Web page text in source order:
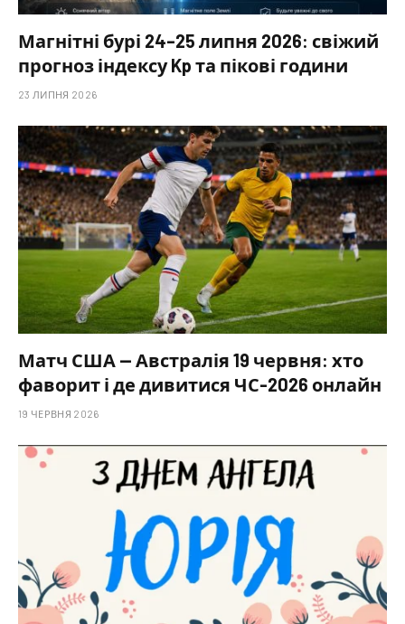
Магнітні бурі 24–25 липня 2026: свіжий
прогноз індексу Kp та пікові години
23 ЛИПНЯ 2026
Матч США — Австралія 19 червня: хто
фаворит і де дивитися ЧС-2026 онлайн
19 ЧЕРВНЯ 2026